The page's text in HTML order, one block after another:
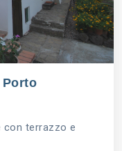
con terrazzo e